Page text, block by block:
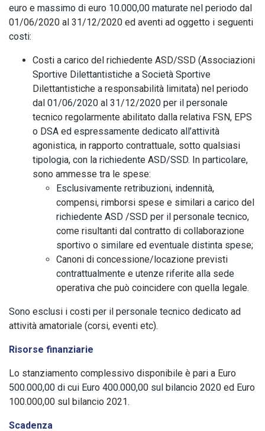
euro e massimo di euro 10.000,00 maturate nel periodo dal
01/06/2020 al 31/12/2020 ed aventi ad oggetto i seguenti
costi:
Costi a carico del richiedente ASD/SSD (Associazioni
Sportive Dilettantistiche a Società Sportive
Dilettantistiche a responsabilità limitata) nel periodo
dal 01/06/2020 al 31/12/2020 per il personale
tecnico regolarmente abilitato dalla relativa FSN, EPS
o DSA ed espressamente dedicato all’attività
agonistica, in rapporto contrattuale, sotto qualsiasi
tipologia, con la richiedente ASD/SSD. In particolare,
sono ammesse tra le spese:
Esclusivamente retribuzioni, indennità,
compensi, rimborsi spese e similari a carico del
richiedente ASD /SSD per il personale tecnico,
come risultanti dal contratto di collaborazione
sportivo o similare ed eventuale distinta spese;
Canoni di concessione/locazione previsti
contrattualmente e utenze riferite alla sede
operativa che può coincidere con quella legale.
Sono esclusi i costi per il personale tecnico dedicato ad
attività amatoriale (corsi, eventi etc).
Risorse finanziarie
Lo stanziamento complessivo disponibile è pari a Euro
500.000,00 di cui Euro 400.000,00 sul bilancio 2020 ed Euro
100.000,00 sul bilancio 2021.
Scadenza